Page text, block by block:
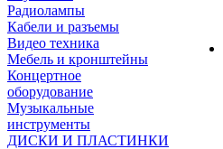
Радиолампы
Кабели и разъемы
Видео техника
Мебель и кронштейны
Концертное
оборудование
Музыкальные
инструменты
ДИСКИ И ПЛАСТИНКИ